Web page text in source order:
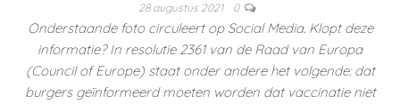
28 augustus 2021 0
Onderstaande foto circuleert op Social Media. Klopt deze
informatie? In resolutie 2361 van de Raad van Europa
(Council of Europe) staat onder andere het volgende: dat
burgers geïnformeerd moeten worden dat vaccinatie niet